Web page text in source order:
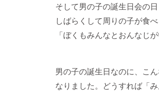
そして男の子の誕生日会の
しばらくして周りの子が食
「ぼくもみんなとおんなじ
男の子の誕生日なのに、こ
なりました。どうすれば「